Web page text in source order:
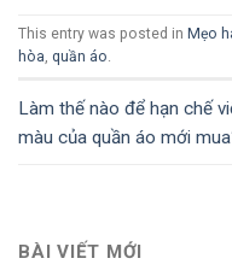
This entry was posted in Mẹo
hòa quần áo
Làm thế nào để hạn chế
màu của quần áo mới
BÀI VIẾT MỚI